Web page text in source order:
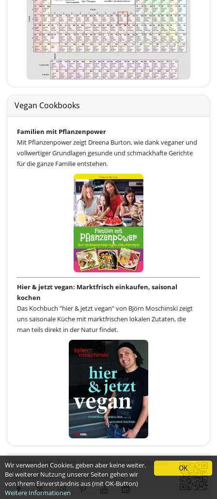
Vegan Cookbooks
Familien mit Pflanzenpower
Mit Pflanzenpower zeigt Dreena Burton, wie dank veganer und
vollwertiger Grundlagen gesunde und schmackhafte Gerichte
für die ganze Familie entstehen.
Hier & jetzt vegan: Marktfrisch einkaufen, saisonal
kochen
Das Kochbuch "hier & jetzt vegan" von Björn Moschinski zeigt
uns saisonale Küche mit marktfrischen lokalen Zutaten, die
man teils direkt in der Natur findet.
ImpressumTeamMissionKooperationen
KontaktDatenschutzerklärung
OK
Wir verwenden Cookies, geben aber keine weiter.
Bei weiterer Nutzung unserer Seiten gehen wir
von Ihrem Einverständnis aus (mit OK-Button)
Weitere Informationen